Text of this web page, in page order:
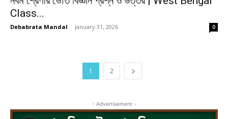
Class...
Debabrata Mandal - January 31, 2026 0
1 2
- Advertisement -